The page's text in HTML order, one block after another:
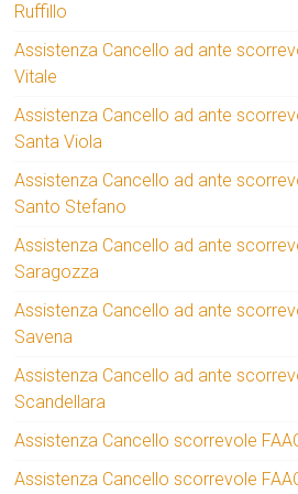
Ruffillo
Assistenza Cancello ad ante
Vitale
Assistenza Cancello ad ante
Santa Viola
Assistenza Cancello ad ante
Santo Stefano
Assistenza Cancello ad ante
Saragozza
Assistenza Cancello ad ante
Savena
Assistenza Cancello ad ante
Scandellara
Assistenza Cancello scorrevole
Assistenza Cancello scorrevole